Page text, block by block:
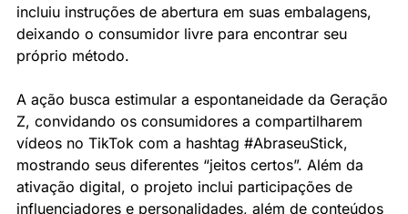
incluiu instruções de abertura em suas embalagens,
deixando o consumidor livre para encontrar seu
próprio método.
A ação busca estimular a espontaneidade da Geração
Z, convidando os consumidores a compartilharem
vídeos no TikTok com a hashtag #AbraseuStick,
mostrando seus diferentes “jeitos certos”. Além da
ativação digital, o projeto inclui participações de
influenciadores e personalidades, além de conteúdos